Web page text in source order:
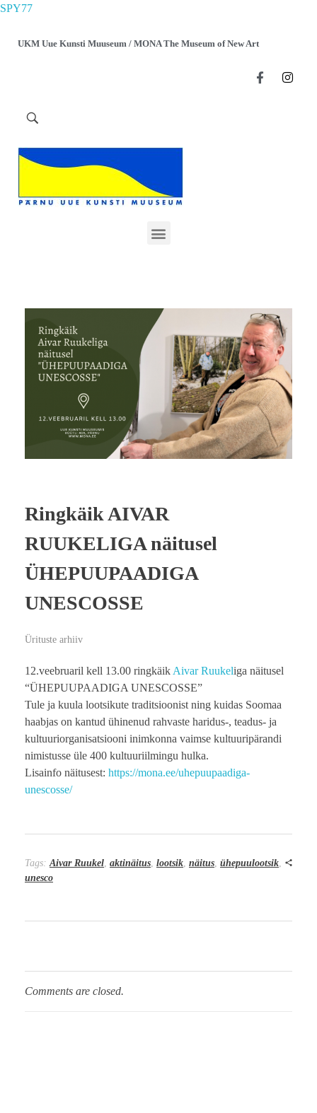
SPY77
UKM Uue Kunsti Muuseum / MONA The Museum of New Art
Ringkäik AIVAR
RUUKELIGA näitusel
ÜHEPUUPAADIGA
UNESCOSSE
Ürituste arhiiv
12.veebruaril kell 13.00 ringkäikAivar Ruukeliga näitusel
“ÜHEPUUPAADIGA UNESCOSSE”
Tule ja kuula lootsikute traditsioonist ning kuidas Soomaa
haabjas on kantud ühinenud rahvaste haridus-, teadus- ja
kultuuriorganisatsiooni inimkonna vaimse kultuuripärandi
nimistusse üle 400 kultuuriilmingu hulka.
Lisainfo näitusest: https://mona.ee/uhepuupaadiga-
unescosse/
Tags:Aivar Ruukel, aktinäitus, lootsik, näitus, ühepuulootsik,
unesco
Comments are closed.